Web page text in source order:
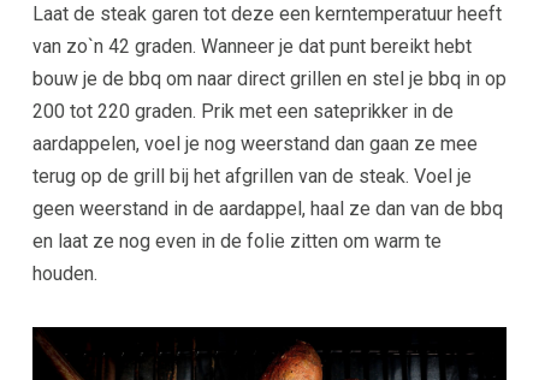
Laat de steak garen tot deze een kerntemperatuur heeft
van zo`n 42 graden. Wanneer je dat punt bereikt hebt
bouw je de bbq om naar direct grillen en stel je bbq in op
200 tot 220 graden. Prik met een sateprikker in de
aardappelen, voel je nog weerstand dan gaan ze mee
terug op de grill bij het afgrillen van de steak. Voel je
geen weerstand in de aardappel, haal ze dan van de bbq
en laat ze nog even in de folie zitten om warm te
houden.